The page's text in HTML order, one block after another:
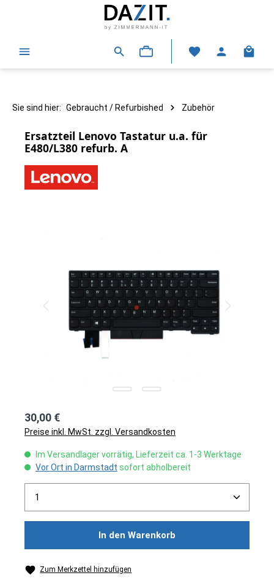
Sie sind hier: Gebraucht / Refurbished Zubehör
Ersatzteil Lenovo Tastatur u.a. für
E480/L380 refurb. A
30,00 €
Preise inkl. MwSt. zzgl. Versandkosten
Im Versandlager vorrätig, Lieferzeit ca. 1-3 Werktage
Vor Ort in Darmstadt sofort abholbereit
Produkt Anzahl: Gib den gewünschten Wert ein
In den Warenkorb
Zum Merkzettel hinzufügen